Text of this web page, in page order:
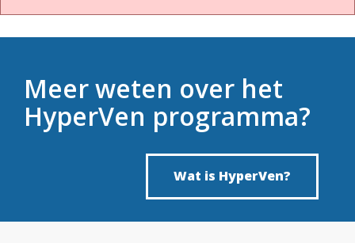
Meer weten over het
HyperVen programma?
Wat is HyperVen?